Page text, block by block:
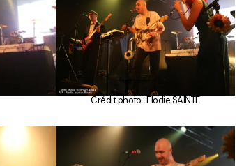
Crédit photo : Elodie SAINTE